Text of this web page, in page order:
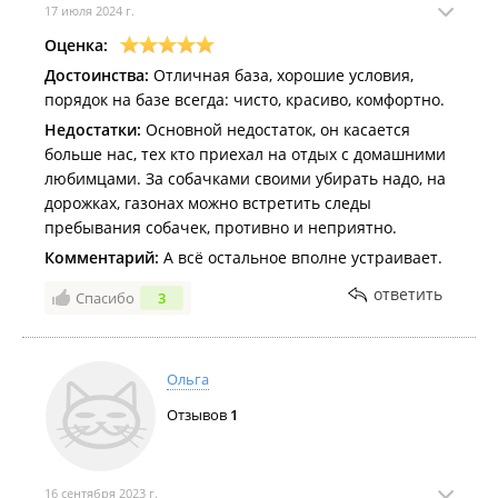
базы за его труд и любовь к своему делу и уважение
к своим гостям, и всей команде Посейдона. Теперь
мы ваши постоянные гости это 100%.
17 июля 2024 г.
Оценка:
Достоинства: Отличная база, хорошие условия,
порядок на базе всегда: чисто, красиво, комфортно.
Недостатки: Основной недостаток, он касается
больше нас, тех кто приехал на отдых с домашними
любимцами. За собачками своими убирать надо, на
дорожках, газонах можно встретить следы
пребывания собачек, противно и неприятно.
Комментарий: А всё остальное вполне устраивает.
Спасибо 3 ответить
Ольга
Отзывов 1
16 сентября 2023 г.